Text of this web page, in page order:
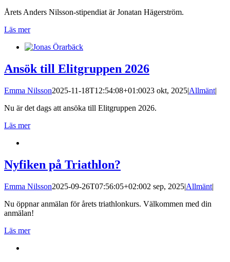
Årets Anders Nilsson-stipendiat är Jonatan Hägerström.
Läs mer
Ansök till Elitgruppen 2026
Emma Nilsson2025-11-18T12:54:08+01:0023 okt, 2025|Allmänt|
Nu är det dags att ansöka till Elitgruppen 2026.
Läs mer
Nyfiken på Triathlon?
Emma Nilsson2025-09-26T07:56:05+02:002 sep, 2025|Allmänt|
Nu öppnar anmälan för årets triathlonkurs. Välkommen med din
anmälan!
Läs mer